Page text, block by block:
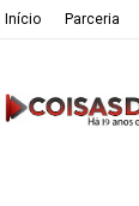
Iní­cio Parceria